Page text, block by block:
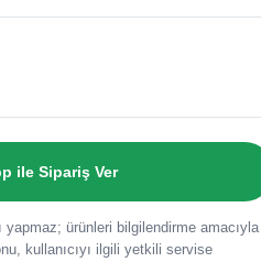
ile Sipariş Ver
yapmaz; ürünleri bilgilendirme amacıyla
kullanıcıyı ilgili yetkili servise